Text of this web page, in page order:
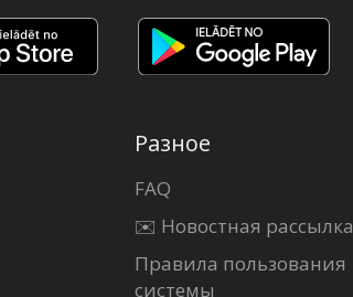
Разное
FAQ
✉️ Новостная рассылка
Правила пользования
системы